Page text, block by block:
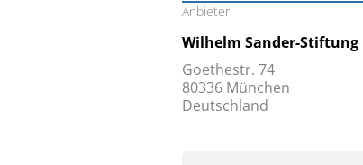
Anbieter
Wilhelm Sander-Stiftung
Goethestr. 74
80336 München
Deutschland